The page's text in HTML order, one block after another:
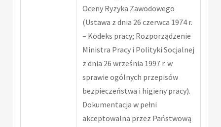
Oceny Ryzyka Zawodowego
(Ustawa z dnia 26 czerwca 1974 r.
– Kodeks pracy; Rozporządzenie
Ministra Pracy i Polityki Socjalnej
z dnia 26 września 1997 r. w
sprawie ogólnych przepisów
bezpieczeństwa i higieny pracy).
Dokumentacja w pełni
akceptowalna przez Państwową